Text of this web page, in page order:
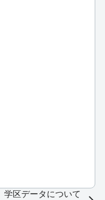
学区データについて